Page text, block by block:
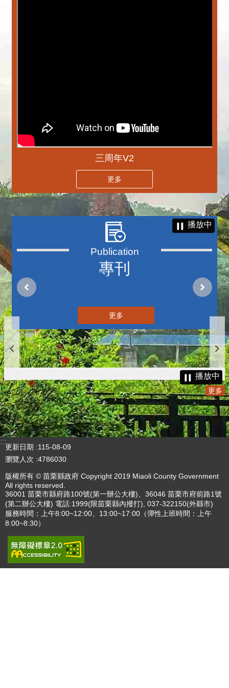
三周年V2
更多
專刊
播放中
更多
播放中
更多
:::
更新日期
115-08-09
瀏覽人次 4786030
版權所有 © 苗栗縣政府 Copyright 2019 Miaoli County Government
All rights reserved.
36001 苗栗市縣府路100號(第一辦公大樓)、36046 苗栗市府前路1號
(第二辦公大樓) 電話:1999(限苗栗縣內撥打), 037-322150(外縣市)
服務時間：上午8:00~12:00、13:00~17:00（彈性上班時間：上午
8:00~8:30）